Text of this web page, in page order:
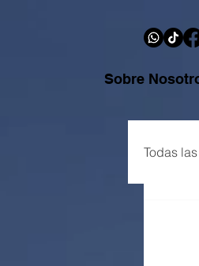
Sobre
Todas